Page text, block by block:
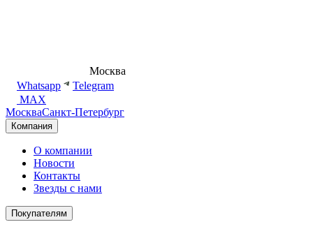
Москва
Whatsapp
Telegram
MAX
МоскваСанкт-Петербург
Компания
О компании
Новости
Контакты
Звезды с нами
Покупателям